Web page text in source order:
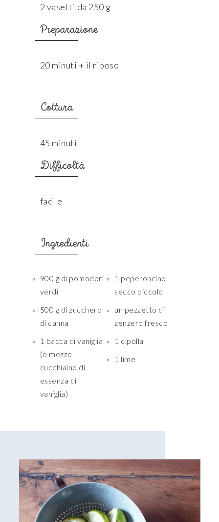
2 vasetti da 250 g
Preparazione
20 minuti + il riposo
Cottura
45 minuti
Difficoltà
facile
Ingredienti
900 g di pomodori
verdi
500 g di zucchero
di canna
1 bacca di vaniglia
(o mezzo
cucchiaino di
essenza di
vaniglia)
1 peperoncino
secco piccolo
un pezzetto di
zenzero fresco
1 cipolla
1 lime